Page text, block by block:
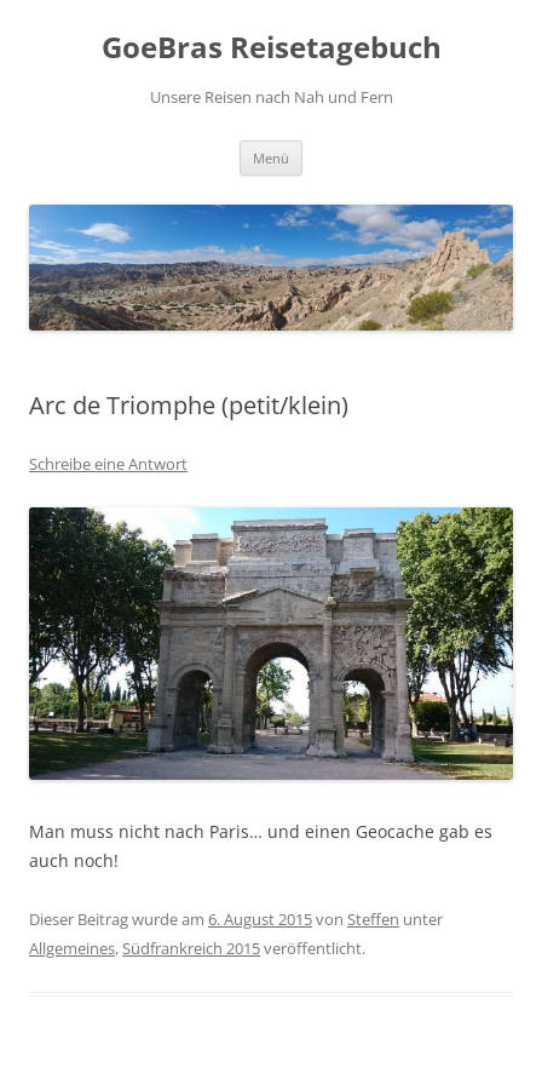
GoeBras Reisetagebuch
Unsere Reisen nach Nah und Fern
Menü
Arc de Triomphe (petit/klein)
Schreibe eine Antwort
Man muss nicht nach Paris… und einen Geocache gab es
auch noch!
Dieser Beitrag wurde am 6. August 2015von Steffen unter
Allgemeines,Südfrankreich 2015veröffentlicht.